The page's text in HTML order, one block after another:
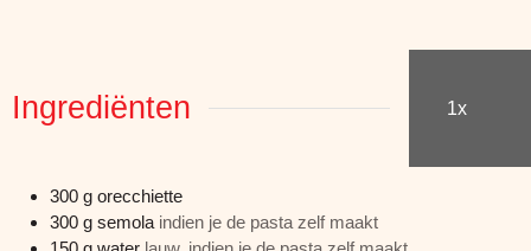
Ingrediënten 1x
300 g orecchiette
300 g semola indien je de pasta zelf maakt